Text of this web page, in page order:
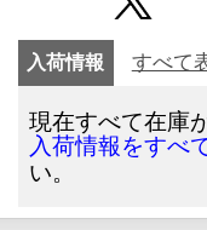
入荷情報 すべて
現在すべて在庫
入荷情報をすべ
い。